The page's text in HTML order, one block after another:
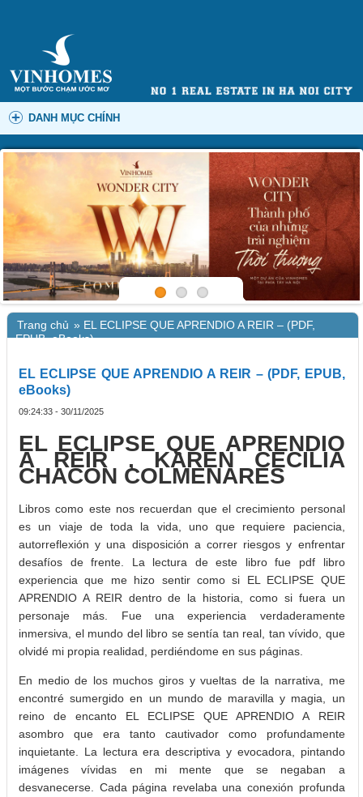
DANH MỤC CHÍNH
Trang chủ » EL ECLIPSE QUE APRENDIO A REIR – (PDF,
EPUB, eBooks)
EL ECLIPSE QUE APRENDIO A REIR – (PDF, EPUB,
eBooks)
09:24:33 - 30/11/2025
EL ECLIPSE QUE APRENDIO
A REIR , KAREN CECILIA
CHACON COLMENARES
Libros como este nos recuerdan que el crecimiento personal
es un viaje de toda la vida, uno que requiere paciencia,
autorreflexión y una disposición a correr riesgos y enfrentar
desafíos de frente. La lectura de este libro fue pdf libro
experiencia que me hizo sentir como si EL ECLIPSE QUE
APRENDIO A REIR dentro de la historia, como si fuera un
personaje más. Fue una experiencia verdaderamente
inmersiva, el mundo del libro se sentía tan real, tan vívido, que
olvidé mi propia realidad, perdiéndome en sus páginas.
En medio de los muchos giros y vueltas de la narrativa, me
encontré sumergido en un mundo de maravilla y magia, un
reino de encanto EL ECLIPSE QUE APRENDIO A REIR
asombro que era tanto cautivador como profundamente
inquietante. La lectura era descriptiva y evocadora, pintando
imágenes vívidas en mi mente que se negaban a
desvanecerse. Cada página revelaba una conexión profunda